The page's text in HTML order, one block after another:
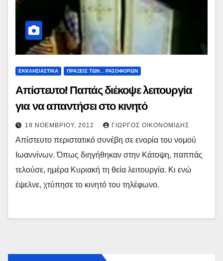
ΕΚΚΛΗΣΙΑΣΤΙΚΑ ΠΡΑΞΕΙΣ ΤΩΝ... ΡΑΣΟΦΟΡΩΝ
Απίστευτο! Παπάς διέκοψε λειτουργία
για να απαντήσει στο κινητό
18 ΝΟΕΜΒΡΊΟΥ, 2012 ΓΙΏΡΓΟΣ ΟΙΚΟΝΟΜΊΔΗΣ
Απίστευτο περιστατικό συνέβη σε ενορία του νομού
Ιωαννίνων. Όπως διηγήθηκαν στην Κάτοψη, παππάς
τελούσε, ημέρα Κυριακή τη θεία λειτουργία. Κι ενώ
έψελνε, χτύπησε το κινητό του τηλέφωνο.